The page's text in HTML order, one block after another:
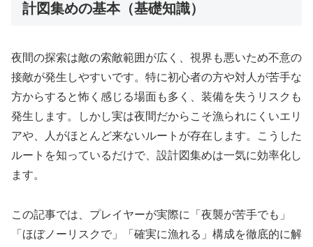
計図集めの基本（基礎知識）
夜間の探索は敵の索敵範囲が広く、視界も悪いため不意の
接敵が発生しやすいです。特に初心者の方や対人が苦手な
方からすると怖く感じる場面も多く、装備を失うリスクも
発生します。しかし実は夜間だからこそ漁られにくいエリ
アや、人がほとんど来ないルートが存在します。こうした
ルートを知っているだけで、設計図集めは一気に効率化し
ます。
この記事では、プレイヤーが実際に「夜襲が苦手でも」
「ほぼノーリスクで」「確実に漁れる」構成を徹底的に解